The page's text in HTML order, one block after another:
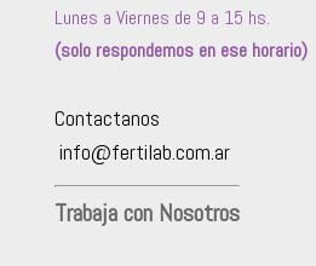
Lunes a Viernes de 9 a 15 hs.
(solo respondemos en ese horario)
Contactanos
info@fertilab.com.ar
Trabaja con Nosotros